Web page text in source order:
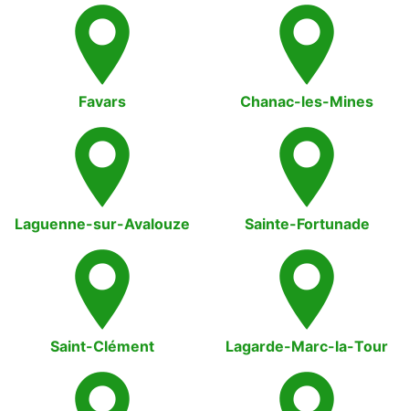
Favars Chanac-les-Mines
Laguenne-sur-Avalouze Sainte-Fortunade
Saint-Clément Lagarde-Marc-la-Tour